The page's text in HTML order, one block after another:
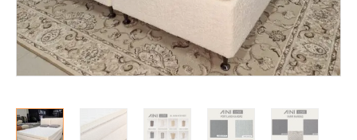
Petauspatjat
Sängyn päädyt
Kerros- ja parvisängyt